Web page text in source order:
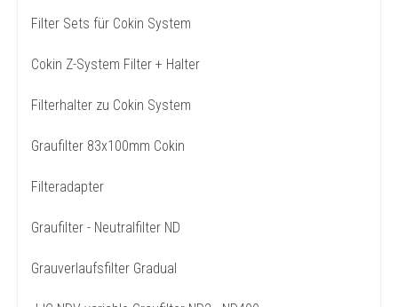
Filter Sets für Cokin System
Cokin Z-System Filter + Halter
Filterhalter zu Cokin System
Graufilter 83x100mm Cokin
Filteradapter
Graufilter - Neutralfilter ND
Grauverlaufsfilter Gradual